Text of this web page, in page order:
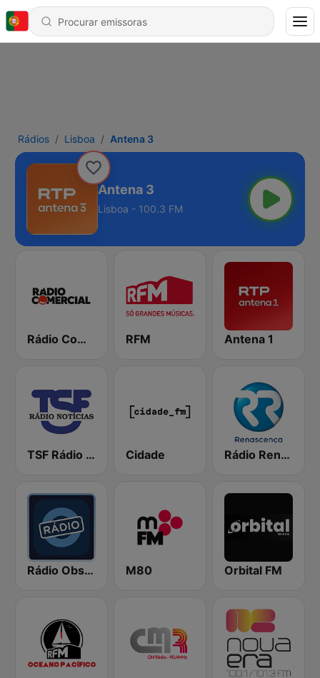
Rádios Lisboa Antena 3
Antena 3
Lisboa - 100.3 FM
Rádio Comercial RFM Antena 1
TSF Rádio Notícias Cidade Rádio Renascença
Rádio Observador M80 Orbital FM